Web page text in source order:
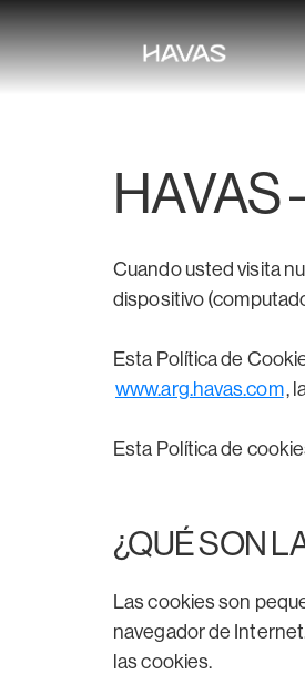
HAVAS
Cuando usted visita
dispositivo
Esta Política de
www.arg.havas.com,
Esta Política de
¿QUÉ SON
Las cookies son
navegador de
las cookies.